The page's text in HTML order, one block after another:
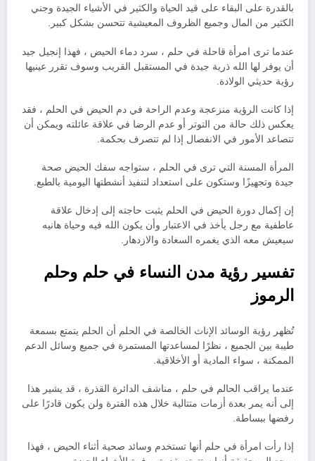
بالقدرة على البقاء على قيد الحياة والكثير في الأشياء الجيدة وجني
الكثير من المال وجميع الظروف المعيشية تتحسن بشكل كبير.
عندما ترى امرأة قاحلة في حلم ، سرد دماء الحيض ، فهذا إنجيل جيد
أن يوفر لها الله ذرية جيدة في المستقبل القريب وسوف تقرر عينيها
رؤية حديثي الولادة.
إذا كانت الرؤية منزعجة وعدم الراحة في دم الحيض في الحلم ، فقد
يعكس ذلك حالة من التوتر أو عدم الرضا في علاقة عائلته ويمكن أن
تتصاعد الأمور في الانفصال إذا لم تتصرف بحكمة.
المرأة المسنة التي ترى في الحلم ، ستواجه سفك الحيض صحة
جيدة وتجهيزًا وستكون على استعداد لتنفيذ أنشطتها اليومية بالطبع.
إن إكمال دورة الحيض في الحلم يثبت حاجته إلى إدخال علاقة
عاطفية مع رجل يأخذ في الاعتبار وأن يكون الله فيه وحياة هانيه
سيعيش معه الذي يغمره السعادة والازدهار.
تفسير رؤية مدن النساء في حلم وحلم
الرموز
تُظهر رؤية الوسائد الإناث الخالصة في الحلم أن الحلم يتمتع بسمعة
طيبة بين الجميع ، نظرًا لمساعدتها المستمرة في جميع وسائل الدعم
الممكنة ، سواء المادية أو الأخلاقية.
عندما يراقب الحالم في حلم ، مناشف الدائرة القذرة ، قد يشير هذا
إلى أنه يمر بعدة أزمات متتالية خلال هذه الفترة ولن يكون قادرًا على
رفضها ببساطة.
إذا رأت امرأة في حلم أنها تستخدم وسائد صحية أثناء الحيض ، فهذا